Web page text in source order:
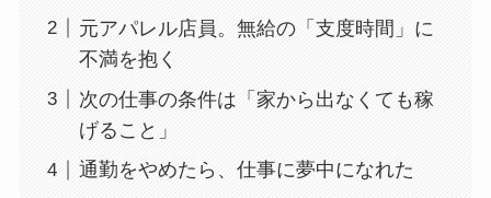
元アパレル店員。無給の「支度時間」に
不満を抱く
次の仕事の条件は「家から出なくても稼
げること」
通勤をやめたら、仕事に夢中になれた